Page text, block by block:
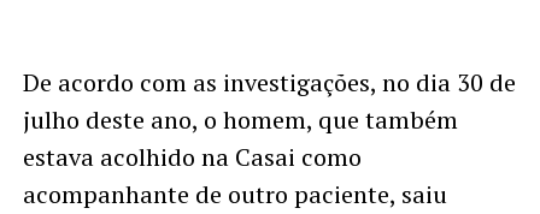
De acordo com as investigações, no dia 30 de
julho deste ano, o homem, que também
estava acolhido na Casai como
acompanhante de outro paciente, saiu